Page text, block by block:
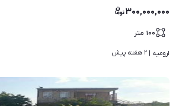
۳۰۰,۰۰۰,۰۰۰
۱۰۰ متر
ارومیه | ۲ هفته پیش